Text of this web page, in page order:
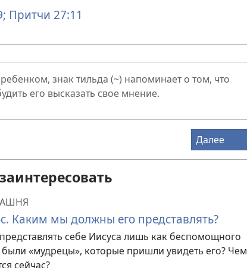
Притчи 27:11
знак тильда (~) напоминает о том, что
его высказать свое мнение.
Далее
Каким мы должны его представлять?
себе Иисуса лишь как беспомощного
«мудрецы», которые пришли увидеть его? Чем
сейчас?